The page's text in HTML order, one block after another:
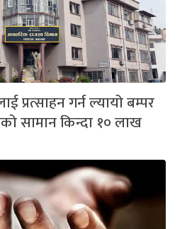
प्रत्साहन गर्न ल्यायो बम्पर
सामान किन्दा १० लाख